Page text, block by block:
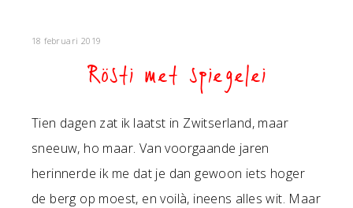
18 februari 2019
Rösti met spiegelei
Tien dagen zat ik laatst in Zwitserland, maar
sneeuw, ho maar. Van voorgaande jaren
herinnerde ik me dat je dan gewoon iets hoger
de berg op moest, en voilà, ineens alles wit. Maar